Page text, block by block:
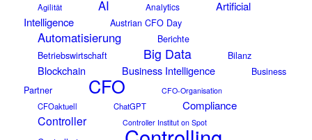
Agilität AI Analytics
Artificial
Intelligence
Austrian CFO Day
Automatisierung
Berichte
Betriebswirtschaft
Big Data Bilanz
Blockchain Business Intelligence
Business
Partner
CFO CFO-Organisation
CFOaktuell ChatGPT Compliance
Controller Controller Institut on Spot